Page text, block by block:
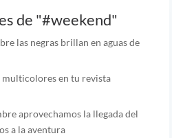
de "#weekend"
las negras brillan en aguas de
en tu revista
aprovechamos la llegada del
a la aventura